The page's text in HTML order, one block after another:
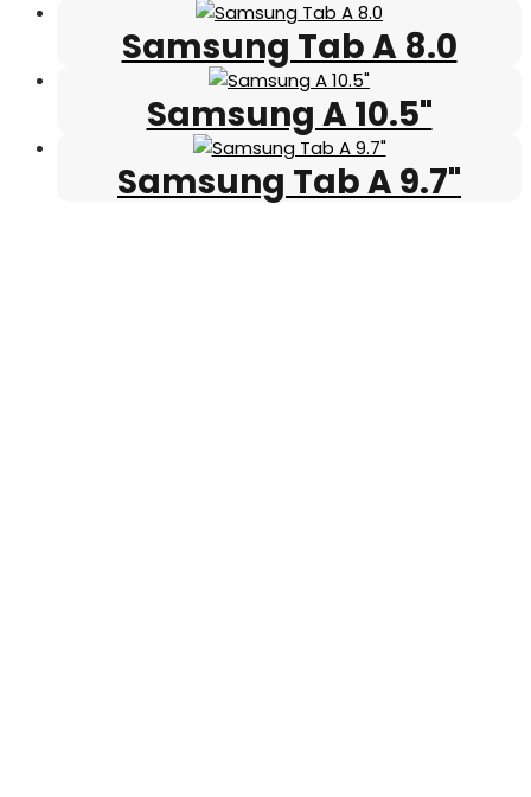
Samsung Tab A 8.0
Samsung A 10.5"
Samsung Tab A 9.7"